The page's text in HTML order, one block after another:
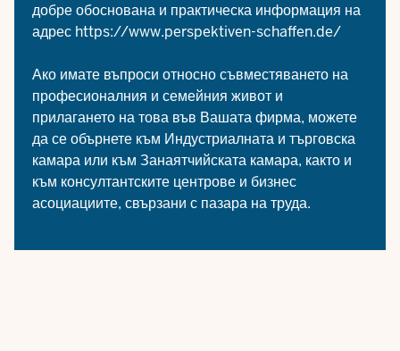
добре обоснована и практическа информация на
адрес https://www.perspektiven-schaffen.de/
Ако имате въпроси относно съвместяването на
професионалния и семейния живот и
прилагането на това във Вашата фирма, можете
да се обърнете към Индустриалната и търговска
камара или към Занаятчийската камара, както и
към консултантските центрове и бизнес
асоциациите, свързани с пазара на труда.